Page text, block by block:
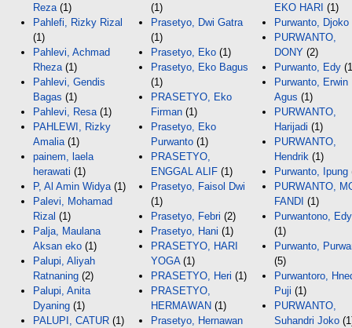
Reza (1)
Pahlefi, Rizky Rizal
(1)
Pahlevi, Achmad
Rheza (1)
Pahlevi, Gendis
Bagas (1)
Pahlevi, Resa (1)
PAHLEWI, Rizky
Amalia (1)
painem, laela
herawati (1)
P, Al Amin Widya (1)
Palevi, Mohamad
Rizal (1)
Palja, Maulana
Aksan eko (1)
Palupi, Aliyah
Ratnaning (2)
Palupi, Anita
Dyaning (1)
PALUPI, CATUR (1)
(1)
Prasetyo, Dwi Gatra
(1)
Prasetyo, Eko (1)
Prasetyo, Eko Bagus
(1)
PRASETYO, Eko
Firman (1)
Prasetyo, Eko
Purwanto (1)
PRASETYO,
ENGGAL ALIF (1)
Prasetyo, Faisol Dwi
(1)
Prasetyo, Febri (2)
Prasetyo, Hani (1)
PRASETYO, HARI
YOGA(1)
PRASETYO, Heri (1)
PRASETYO,
HERMAWAN (1)
Prasetyo, Hernawan
EKO HARI (1)
Purwanto, Djoko
PURWANTO,
DONY (2)
Purwanto, Edy
Purwanto, Erwin
Agus (1)
PURWANTO,
Harijadi (1)
PURWANTO,
Hendrik (1)
Purwanto, Ipung
PURWANTO,
FANDI (1)
Purwantono, Edy
(1)
Purwanto,
(5)
Purwantoro,
Puji (1)
PURWANTO,
Suhandri Joko